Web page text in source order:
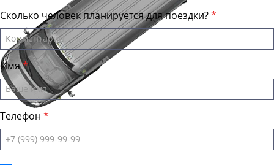
Сколько человек планируется для поездки?
Имя
Телефон